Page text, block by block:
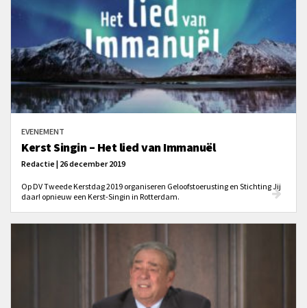
EVENEMENT
Kerst Singin – Het lied van Immanuël
Redactie | 26 december 2019
Op DV Tweede Kerstdag 2019 organiseren Geloofstoerusting en Stichting Jij
daar! opnieuw een Kerst-Singin in Rotterdam.